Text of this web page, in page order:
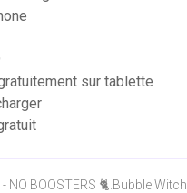
sur tablette
NO BOOSTERS 🐈.Bubble Witch